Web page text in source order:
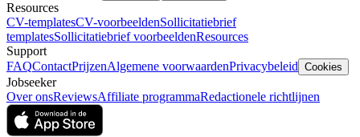
Resources
CV-templatesCV-voorbeeldenSollicitatiebrief
templatesSollicitatiebrief voorbeeldenResources
Support
FAQContactPrijzenAlgemene voorwaardenPrivacybeleid Cookies
Jobseeker
Over onsReviewsAffiliate programmaRedactionele richtlijnen